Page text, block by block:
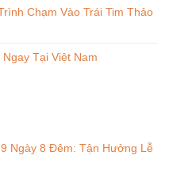
Chạm Vào Trái Tim Thảo
Tại Việt Nam
Ngày 8 Đêm: Tận Hưởng Lễ